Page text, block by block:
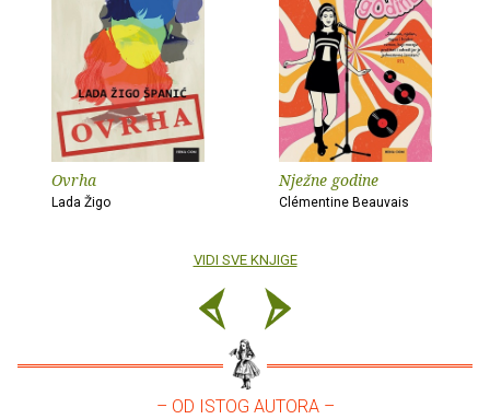
Ovrha
Lada Žigo
Nježne godine
Clémentine Beauvais
VIDI SVE KNJIGE
– OD ISTOG AUTORA –